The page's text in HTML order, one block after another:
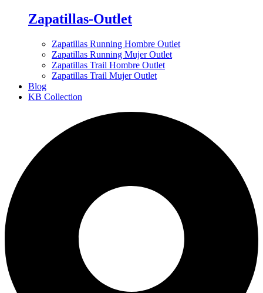
Zapatillas-Outlet
Zapatillas Running Hombre Outlet
Zapatillas Running Mujer Outlet
Zapatillas Trail Hombre Outlet
Zapatillas Trail Mujer Outlet
Blog
KB Collection